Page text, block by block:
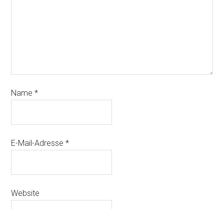
Name*
E-Mail-Adresse*
Website